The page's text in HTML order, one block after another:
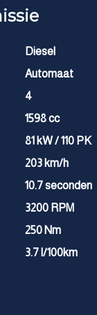
Diesel
Automaat
4
1598 cc
81 kW / 110 PK
203 km/h
10.7 seconden
3200 RPM
250 Nm
3.7 l/100km